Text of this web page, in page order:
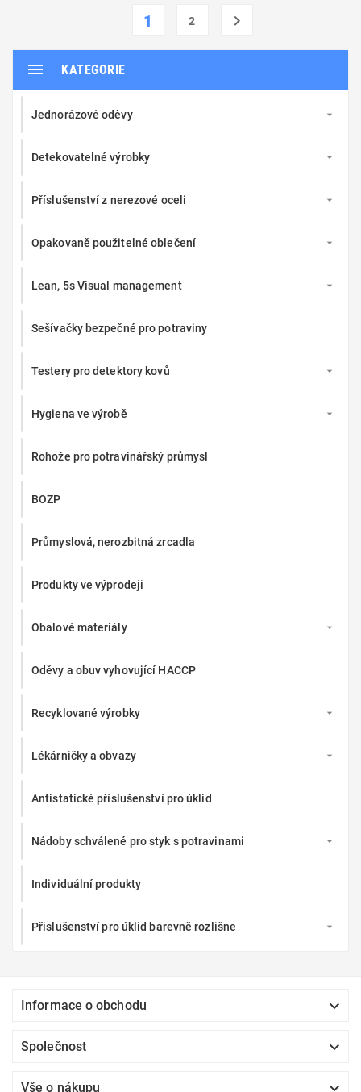
1 2 
KATEGORIE

Jednorázové oděvy 
Detekovatelné výrobky 
Příslušenství z nerezové oceli 
Opakovaně použitelné oblečení 
Lean, 5s Visual management 
Sešívačky bezpečné pro potraviny
Testery pro detektory kovů 
Hygiena ve výrobě 
Rohože pro potravinářský průmysl
BOZP
Průmyslová, nerozbitná zrcadla
Produkty ve výprodeji
Obalové materiály 
Oděvy a obuv vyhovující HACCP
Recyklované výrobky 
Lékárničky a obvazy 
Antistatické příslušenství pro úklid
Nádoby schválené pro styk s potravinami 
Individuální produkty
Přislušenství pro úklid barevně rozlišne 
Informace o obchodu 
Společnost 
Vše o nákupu